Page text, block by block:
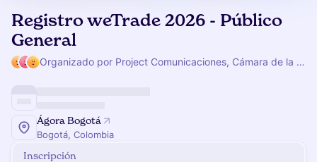
Registro weTrade 2026 - Público
General
Organizado por Project Comunicaciones, Cámara de la Diversidad y David Diaz
Ágora Bogotá
Bogotá, Colombia
Inscripción